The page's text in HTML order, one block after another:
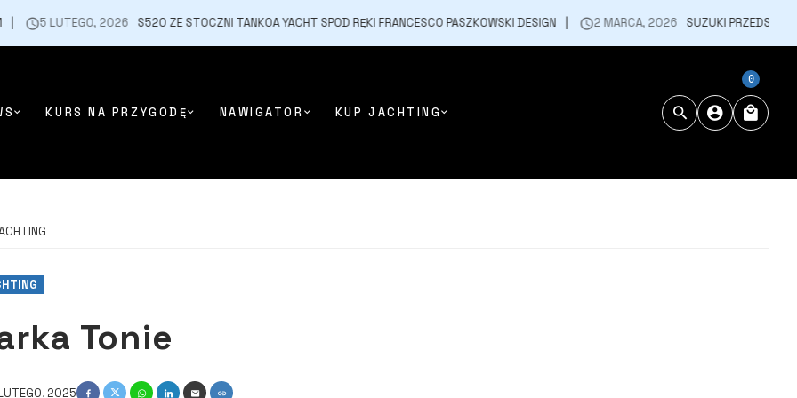
2026 S520 ZE STOCZNI TANKOA YACHT SPOD RĘKI FRANCESCO PASZKOWSKI DESIGN 2 MARCA, 2026 SUZUKI PRZEDSTAWIA NOWEGO
KURS NA PRZYGODĘ NAWIGATOR KUP JACHTING
0
Tonie
2025